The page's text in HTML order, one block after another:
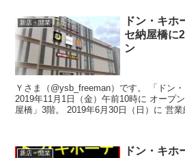
新店・開業
ドン・キホ
セ納屋橋に
ン
Ｙさま（@ysb_freeman）です。 「ドン・キホーテ納屋橋店」が
2019年11月1日（金）午前10時に オープンしますね
屋橋」3階。 2019年6月30日（日）
新店・開業
ドン・キホ